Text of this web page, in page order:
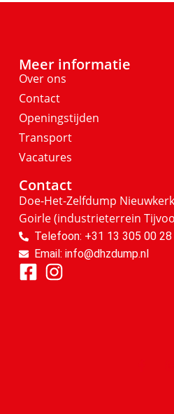
Meer informatie
Over ons
Contact
Openingstijden
Transport
Vacatures
Contact
Doe-Het-Zelfdump
Goirle(industrieterrein
Telefoon: +31 13 305 00 28
Email: info@dhzdump.nl